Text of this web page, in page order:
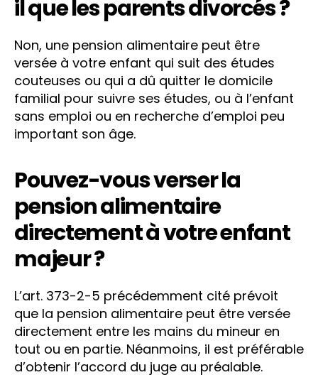
il que les parents divorcés ?
Non, une pension alimentaire peut être
versée à votre enfant qui suit des études
couteuses ou qui a dû quitter le domicile
familial pour suivre ses études, ou à l’enfant
sans emploi ou en recherche d’emploi peu
important son âge.
Pouvez-vous verser la
pension alimentaire
directement à votre enfant
majeur ?
L’art. 373-2-5 précédemment cité prévoit
que la pension alimentaire peut être versée
directement entre les mains du mineur en
tout ou en partie. Néanmoins, il est préférable
d’obtenir l’accord du juge au préalable.